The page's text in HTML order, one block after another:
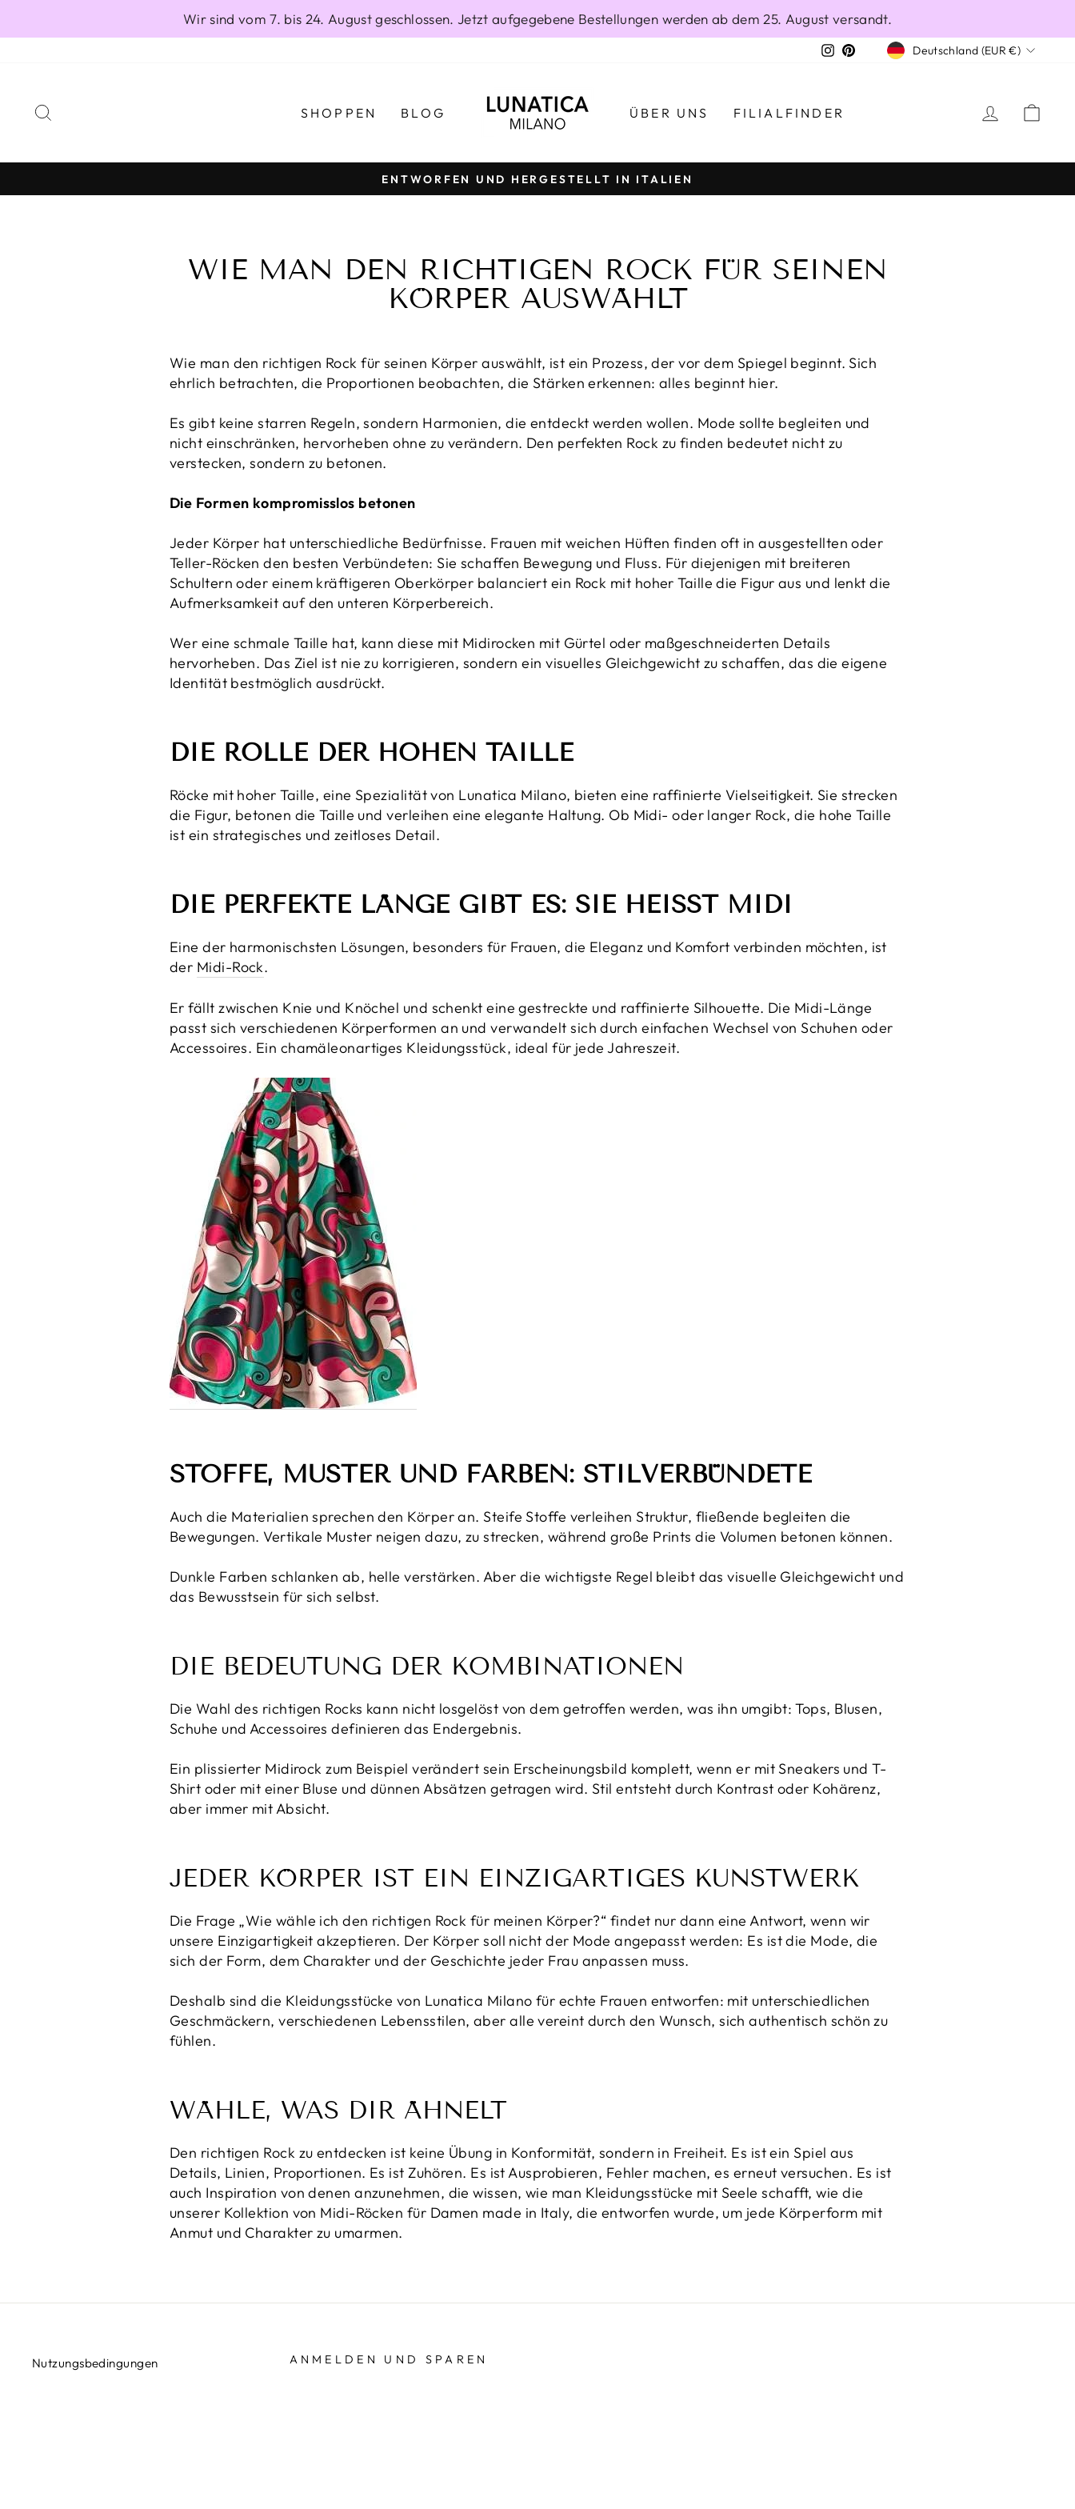
Wir sind vom 7. bis 24. August geschlossen. Jetzt aufgegebene Bestellungen werden ab dem 25. August versandt.
Instagram
PinterestWÄHRUNG
Deutschland (EUR €)
SHOPPEN BLOG ÜBER UNS FILIALFINDER
Pause
ENTWORFEN UND HERGESTELLT IN ITALIEN
WIE MAN DEN RICHTIGEN ROCK FÜR SEINEN
KÖRPER AUSWÄHLT
Wie man den richtigen Rock für seinen Körper auswählt, ist ein Prozess, der vor dem Spiegel beginnt. Sich
ehrlich betrachten, die Proportionen beobachten, die Stärken erkennen: alles beginnt hier.
Es gibt keine starren Regeln, sondern Harmonien, die entdeckt werden wollen. Mode sollte begleiten und
nicht einschränken, hervorheben ohne zu verändern. Den perfekten Rock zu finden bedeutet nicht zu
verstecken, sondern zu betonen.
Die Formen kompromisslos betonen
Jeder Körper hat unterschiedliche Bedürfnisse. Frauen mit weichen Hüften finden oft in ausgestellten oder
Teller-Röcken den besten Verbündeten: Sie schaffen Bewegung und Fluss. Für diejenigen mit breiteren
Schultern oder einem kräftigeren Oberkörper balanciert ein Rock mit hoher Taille die Figur aus und lenkt die
Aufmerksamkeit auf den unteren Körperbereich.
Wer eine schmale Taille hat, kann diese mit Midirocken mit Gürtel oder maßgeschneiderten Details
hervorheben. Das Ziel ist nie zu korrigieren, sondern ein visuelles Gleichgewicht zu schaffen, das die eigene
Identität bestmöglich ausdrückt.
DIE ROLLE DER HOHEN TAILLE
Röcke mit hoher Taille, eine Spezialität von Lunatica Milano, bieten eine raffinierte Vielseitigkeit. Sie strecken
die Figur, betonen die Taille und verleihen eine elegante Haltung. Ob Midi- oder langer Rock, die hohe Taille
ist ein strategisches und zeitloses Detail.
DIE PERFEKTE LÄNGE GIBT ES: SIE HEISST MIDI
Eine der harmonischsten Lösungen, besonders für Frauen, die Eleganz und Komfort verbinden möchten, ist
der Midi-Rock.
Er fällt zwischen Knie und Knöchel und schenkt eine gestreckte und raffinierte Silhouette. Die Midi-Länge
passt sich verschiedenen Körperformen an und verwandelt sich durch einfachen Wechsel von Schuhen oder
Accessoires. Ein chamäleonartiges Kleidungsstück, ideal für jede Jahreszeit.
STOFFE, MUSTER UND FARBEN: STILVERBÜNDETE
Auch die Materialien sprechen den Körper an. Steife Stoffe verleihen Struktur, fließende begleiten die
Bewegungen. Vertikale Muster neigen dazu, zu strecken, während große Prints die Volumen betonen können.
Dunkle Farben schlanken ab, helle verstärken. Aber die wichtigste Regel bleibt das visuelle Gleichgewicht und
das Bewusstsein für sich selbst.
DIE BEDEUTUNG DER KOMBINATIONEN
Die Wahl des richtigen Rocks kann nicht losgelöst von dem getroffen werden, was ihn umgibt: Tops, Blusen,
Schuhe und Accessoires definieren das Endergebnis.
Ein plissierter Midirock zum Beispiel verändert sein Erscheinungsbild komplett, wenn er mit Sneakers und T-
Shirt oder mit einer Bluse und dünnen Absätzen getragen wird. Stil entsteht durch Kontrast oder Kohärenz,
aber immer mit Absicht.
JEDER KÖRPER IST EIN EINZIGARTIGES KUNSTWERK
Die Frage „Wie wähle ich den richtigen Rock für meinen Körper?“ findet nur dann eine Antwort, wenn wir
unsere Einzigartigkeit akzeptieren. Der Körper soll nicht der Mode angepasst werden: Es ist die Mode, die
sich der Form, dem Charakter und der Geschichte jeder Frau anpassen muss.
Deshalb sind die Kleidungsstücke von Lunatica Milano für echte Frauen entworfen: mit unterschiedlichen
Geschmäckern, verschiedenen Lebensstilen, aber alle vereint durch den Wunsch, sich authentisch schön zu
fühlen.
WÄHLE, WAS DIR ÄHNELT
Den richtigen Rock zu entdecken ist keine Übung in Konformität, sondern in Freiheit. Es ist ein Spiel aus
Details, Linien, Proportionen. Es ist Zuhören. Es ist Ausprobieren, Fehler machen, es erneut versuchen. Es ist
auch Inspiration von denen anzunehmen, die wissen, wie man Kleidungsstücke mit Seele schafft, wie die
unserer Kollektion von Midi-Röcken für Damen made in Italy, die entworfen wurde, um jede Körperform mit
Anmut und Charakter zu umarmen.
Nutzungsbedingungen
ANMELDEN UND SPAREN